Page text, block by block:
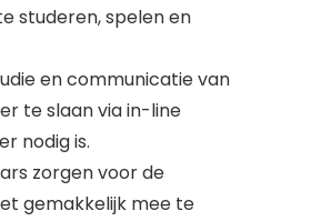
studeren, spelen en
en communicatie van
te slaan via in-line
nodig is.
zorgen voor de
gemakkelijk mee te